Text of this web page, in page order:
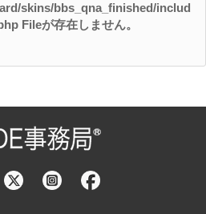
skins/bbs_qna_finished/includ
Fileが存在しません。